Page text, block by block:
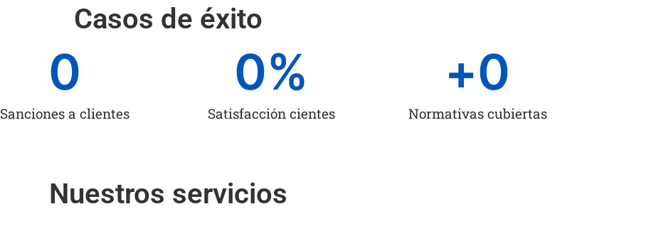
Casos de éxito
Sanciones a clientes
0
Satisfacción cientes
0%
Normativas cubiertas
+0
Nuestros servicios